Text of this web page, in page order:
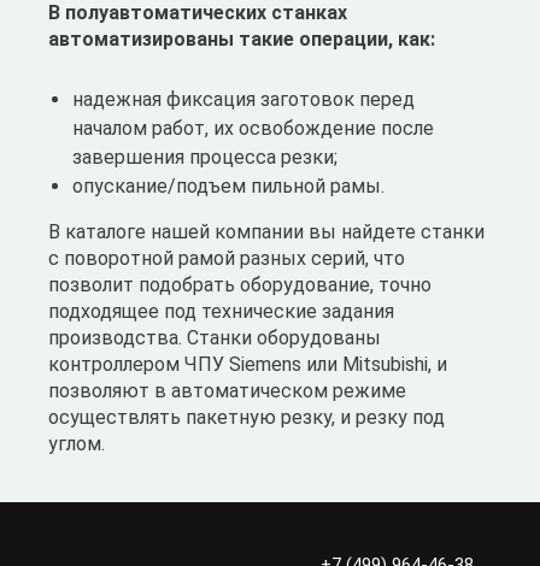
В полуавтоматических станках
автоматизированы такие операции, как:
надежная фиксация заготовок перед
началом работ, их освобождение после
завершения процесса резки;
опускание/подъем пильной рамы.
В каталоге нашей компании вы найдете станки
с поворотной рамой разных серий, что
позволит подобрать оборудование, точно
подходящее под технические задания
производства. Станки оборудованы
контроллером ЧПУ Siemens или Mitsubishi, и
позволяют в автоматическом режиме
осуществлять пакетную резку, и резку под
углом.